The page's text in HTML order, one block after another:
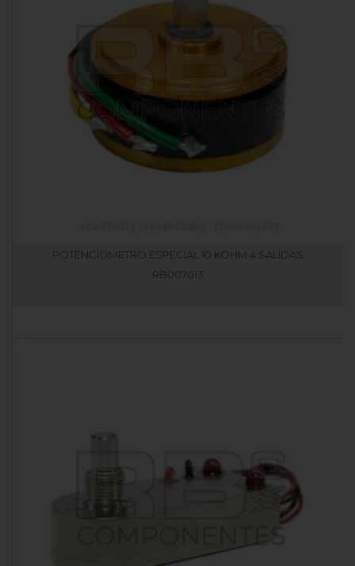
POTENCIOMETRO ESPECIAL 10 KOHM 4 SALIDAS
RB007013